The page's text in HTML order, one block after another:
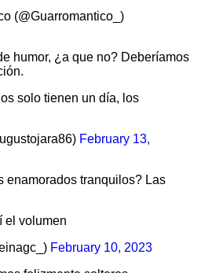
(@Guarromantico_)
humor, ¿a que no? Deberíamos
solo tienen un día, los
February 13,
enamorados tranquilos? Las
el volumen
February 10, 2023